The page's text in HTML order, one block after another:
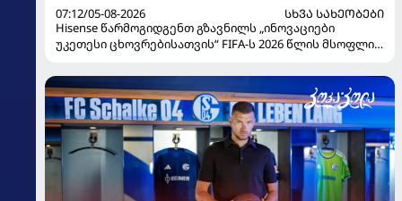
07:12/05-08-2026
ᲡᲮᲕᲐ ᲡᲐᲮᲔᲝᲑᲔᲑᲘ
Hisense წარმოგიდგენთ გზავნილს „ინოვაციები
უკეთესი ცხოვრებისათვის“ FIFA-ს 2026 წლის მსოფლიო